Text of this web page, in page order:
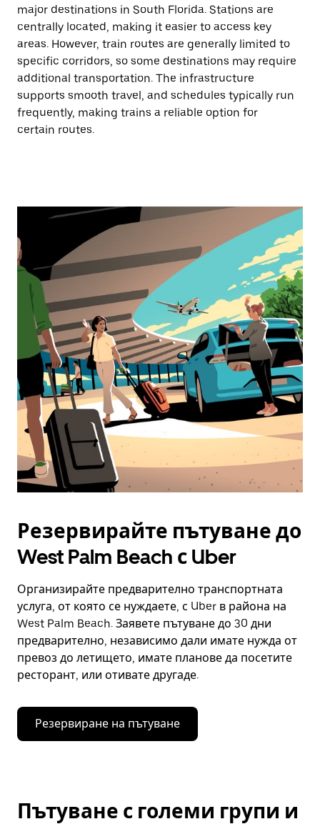
major destinations in South Florida. Stations are
centrally located, making it easier to access key
areas. However, train routes are generally limited to
specific corridors, so some destinations may require
additional transportation. The infrastructure
supports smooth travel, and schedules typically run
frequently, making trains a reliable option for
certain routes.
Резервирайте пътуване до
West Palm Beach с Uber
Организирайте предварително транспортната
услуга, от която се нуждаете, с Uber в района на
West Palm Beach. Заявете пътуване до 30 дни
предварително, независимо дали имате нужда от
превоз до летището, имате планове да посетите
ресторант, или отивате другаде.
Резервиране на пътуване
Пътуване с големи групи и